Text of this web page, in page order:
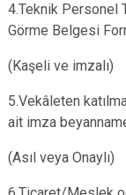
4.Teknik Personel
Görme Belgesi
(Kaşeli ve imzalı)
5.Vekâleten
ait imza
(Asıl veya Onaylı)